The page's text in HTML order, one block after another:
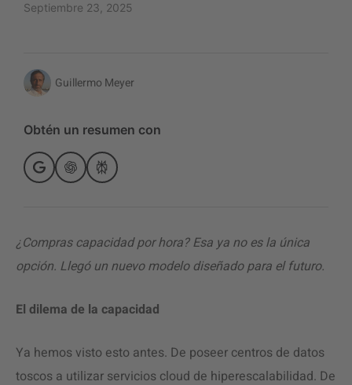
Septiembre 23, 2025
Guillermo Meyer
Obtén un resumen con
¿Compras capacidad por hora? Esa ya no es la única
opción. Llegó un nuevo modelo diseñado para el futuro.
El dilema de la capacidad
Ya hemos visto esto antes. De poseer centros de datos
toscos a utilizar servicios cloud de hiperescalabilidad. De